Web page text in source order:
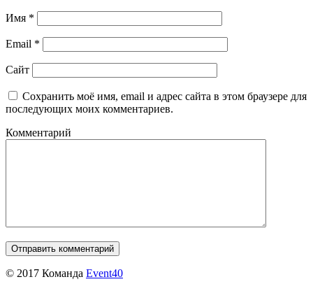
Имя *
Email *
Сайт
Сохранить моё имя, email и адрес сайта в этом браузере для
последующих моих комментариев.
Комментарий
© 2017 Команда Event40